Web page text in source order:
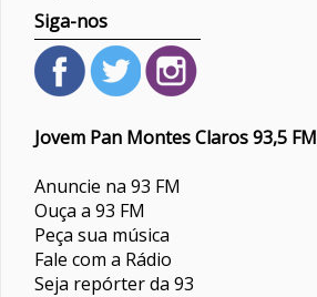
Siga-nos
Jovem Pan Montes Claros 93,5 FM
Anuncie na 93 FM
Ouça a 93 FM
Peça sua música
Fale com a Rádio
Seja repórter da 93